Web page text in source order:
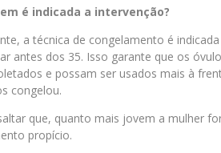
é indicada a intervenção?
a técnica de congelamento é
antes dos 35. Isso garante que os
e possam ser usados mais à
congelou.
que, quanto mais jovem a mulher
propício.